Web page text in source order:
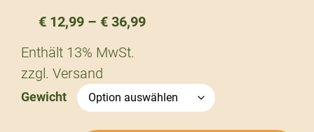
€ 12,99 – € 36,99
Enthält 13% MwSt.
zzgl. Versand
Gewicht